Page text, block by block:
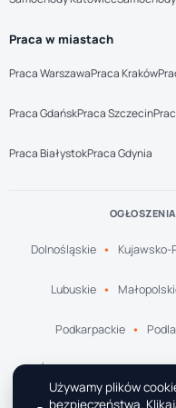
Praca w miastach
Praca WarszawaPraca Kraków
Praca GdańskPraca Szczecin
Praca BiałystokPraca Gdynia
Dolnośląskie Kujawsko-
Lubuskie
Podkarpackie
Świętokrzyskie
Używamy plików
bezpieczeństwa.